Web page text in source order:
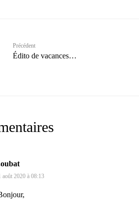
Précédent
Édito de vacances…
août 2020 à 08:13